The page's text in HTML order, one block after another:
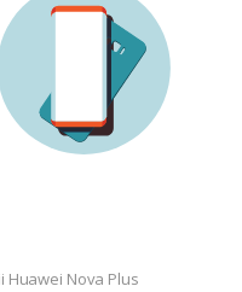
Huawei Nova Plus